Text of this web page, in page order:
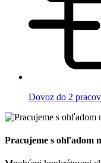
Dovoz do 2
Pracujeme s ohľadom